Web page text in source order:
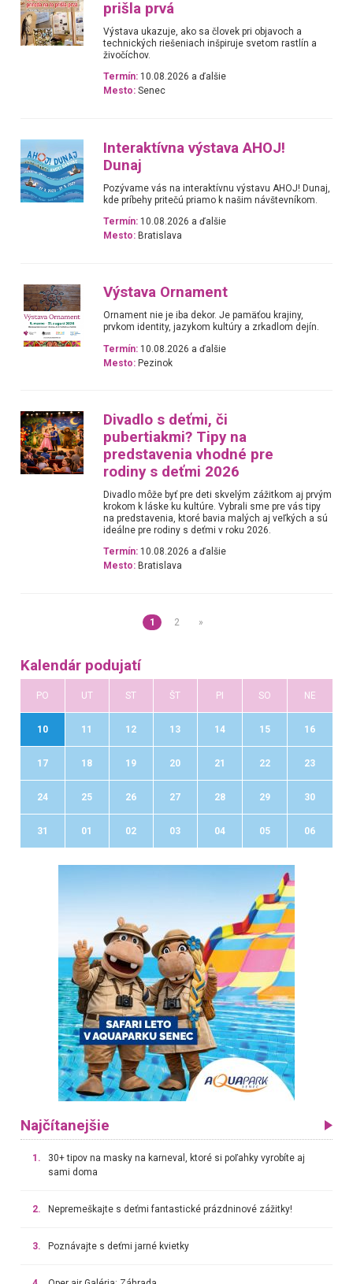
prišla prvá
Výstava ukazuje, ako sa človek pri objavoch a
technických riešeniach inšpiruje svetom rastlín a
živočíchov.
Termín: 10.08.2026 a ďalšie
Mesto: Senec
Interaktívna výstava AHOJ!
Dunaj
Pozývame vás na interaktívnu výstavu AHOJ! Dunaj,
kde príbehy pritečú priamo k našim návštevníkom.
Termín: 10.08.2026 a ďalšie
Mesto: Bratislava
Výstava Ornament
Ornament nie je iba dekor. Je pamäťou krajiny,
prvkom identity, jazykom kultúry a zrkadlom dejín.
Termín: 10.08.2026 a ďalšie
Mesto: Pezinok
Divadlo s deťmi, či
pubertiakmi? Tipy na
predstavenia vhodné pre
rodiny s deťmi 2026
Divadlo môže byť pre deti skvelým zážitkom aj prvým
krokom k láske ku kultúre. Vybrali sme pre vás tipy
na predstavenia, ktoré bavia malých aj veľkých a sú
ideálne pre rodiny s deťmi v roku 2026.
Termín: 10.08.2026 a ďalšie
Mesto: Bratislava
1 2 »
Kalendár podujatí
PO UT ST ŠT PI SO NE
10 11 12 13 14 15 16
17 18 19 20 21 22 23
24 25 26 27 28 29 30
31 01 02 03 04 05 06
Najčítanejšie
1.
30+ tipov na masky na karneval, ktoré si poľahky vyrobíte aj
sami doma
2. Nepremeškajte s deťmi fantastické prázdninové zážitky!
3. Poznávajte s deťmi jarné kvietky